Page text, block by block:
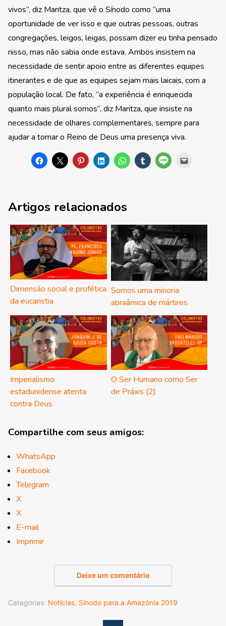
vivos”, diz Maritza, que vê o Sínodo como “uma
oportunidade de ver isso e que outras pessoas, outras
congregações, leigos, leigas, possam dizer eu tinha pensado
nisso, mas não sabia onde estava. Ambos insistem na
necessidade de sentir apoio entre as diferentes equipes
itinerantes e de que as equipes sejam mais laicais, com a
população local. De fato, “a experiência é enriquecida
quanto mais plural somos”, diz Maritza, que insiste na
necessidade de olhares complementares, sempre para
ajudar a tornar o Reino de Deus uma presença viva.
Artigos relacionados
Dimensão social e profética
da eucaristia
Somos uma minoria
abraâmica de mártires
Imperialismo
estadunidense atenta
contra Deus
O Ser Humano como Ser
de Práxis (2)
Compartilhe com seus amigos:
WhatsApp
Facebook
Telegram
X
X
E-mail
Imprimir
Deixe um comentário
Categorias: Notícias, Sínodo para a Amazônia 2019